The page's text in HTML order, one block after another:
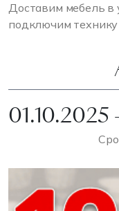
Доставим мебель в
подключим технику
01.10.2025